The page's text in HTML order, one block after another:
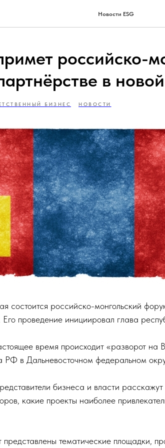
Новости ESG
российско-
в
БИЗНЕС НОВОСТИ
состоится российско-монгольский
Его проведение инициировал глава
время происходит «разворот на
РФ в Дальневосточном федеральном
бизнеса и власти
какие проекты наиболее
представлены тематические площадки,